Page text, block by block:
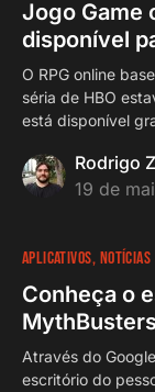
Jogo Game
disponível
O RPG online
séria de HBO
está disponível
Rodrigo
19 de
APLICATIVOS NOTÍCIAS
Conheça o
Através do
escritório do